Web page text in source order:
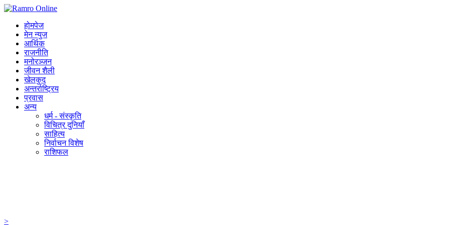
होमपेज
मेन न्युज
आर्थिक
राजनीति
मनोरञ्जन
जीवन शैली
खेलकुद
अन्तर्राष्ट्रिय
प्रवास
अन्य
धर्म - संस्कृति
विचित्र दुनियाँ
साहित्य
निर्वाचन विशेष
राशिफल
>